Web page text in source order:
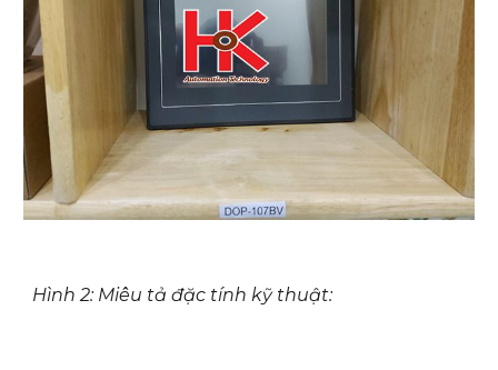
Hình 2: Miêu tả đặc tính kỹ thuật: